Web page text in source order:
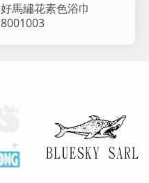
好馬繡花素色浴巾
8001003